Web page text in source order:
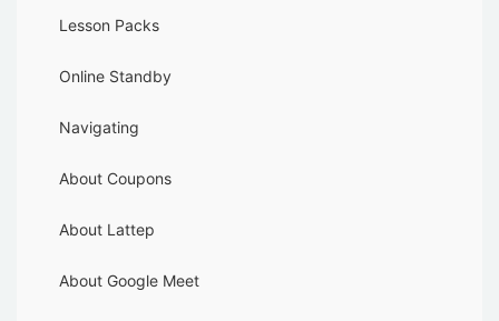
Lesson Packs
Online Standby
Navigating
About Coupons
About Lattep
About Google Meet